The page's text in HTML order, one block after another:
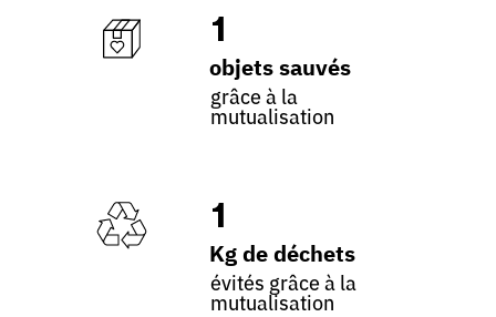
1
objets sauvés
grâce à la
mutualisation
1
Kg de déchets
évités grâce à la
mutualisation